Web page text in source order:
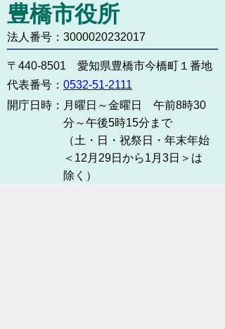
豊橋市役所
法人番号：3000020232017
〒440-8501 愛知県豊橋市今橋町１番地
代表番号： 0532-51-2111
開庁日時： 月曜日～金曜日 午前8時30
分～午後5時15分まで
（土・日・祝祭日・年末年始
＜12月29日から1月3日＞は
除く）